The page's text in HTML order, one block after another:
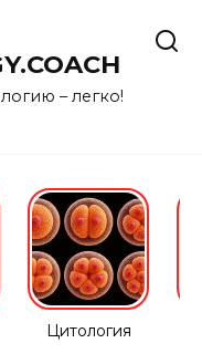
– легко!
Цитология